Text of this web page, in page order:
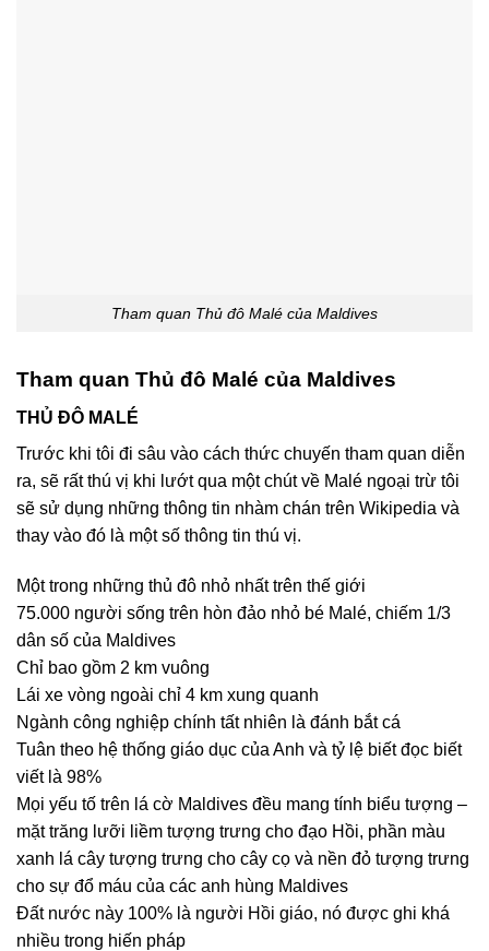
Tham quan Thủ đô Malé của Maldives
Tham quan Thủ đô Malé của Maldives
THỦ ĐÔ MALÉ
Trước khi tôi đi sâu vào cách thức chuyến tham quan diễn
ra, sẽ rất thú vị khi lướt qua một chút về Malé ngoại trừ tôi
sẽ sử dụng những thông tin nhàm chán trên Wikipedia và
thay vào đó là một số thông tin thú vị.
Một trong những thủ đô nhỏ nhất trên thế giới
75.000 người sống trên hòn đảo nhỏ bé Malé, chiếm 1/3
dân số của Maldives
Chỉ bao gồm 2 km vuông
Lái xe vòng ngoài chỉ 4 km xung quanh
Ngành công nghiệp chính tất nhiên là đánh bắt cá
Tuân theo hệ thống giáo dục của Anh và tỷ lệ biết đọc biết
viết là 98%
Mọi yếu tố trên lá cờ Maldives đều mang tính biểu tượng –
mặt trăng lưỡi liềm tượng trưng cho đạo Hồi, phần màu
xanh lá cây tượng trưng cho cây cọ và nền đỏ tượng trưng
cho sự đổ máu của các anh hùng Maldives
Đất nước này 100% là người Hồi giáo, nó được ghi khá
nhiều trong hiến pháp